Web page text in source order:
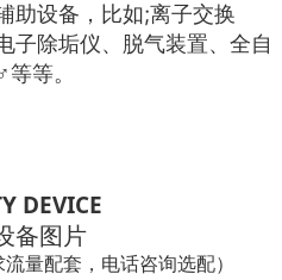
助设备，比如;离子交换
子除垢仪、脱气装置、全自
等。
DEVICE
备图片
量配套，电话咨询选配）